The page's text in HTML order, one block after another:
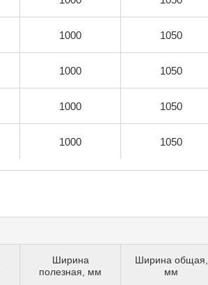
1000 1050
1000 1050
1000 1050
1000 1050
Ширина
полезная, мм
Ширина общая,
мм